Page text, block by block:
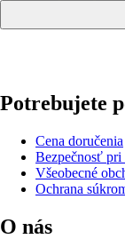
Potrebujete
Cena doručenia
Bezpečnosť pri
Všeobecné
Ochrana
O nás